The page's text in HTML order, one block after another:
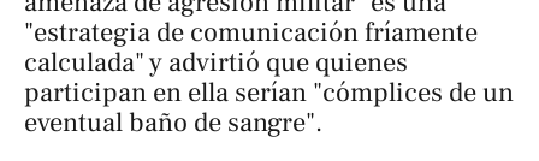
"estrategia de comunicación fríamente
calculada" y advirtió que quienes
participan en ella serían "cómplices de un
eventual baño de sangre".